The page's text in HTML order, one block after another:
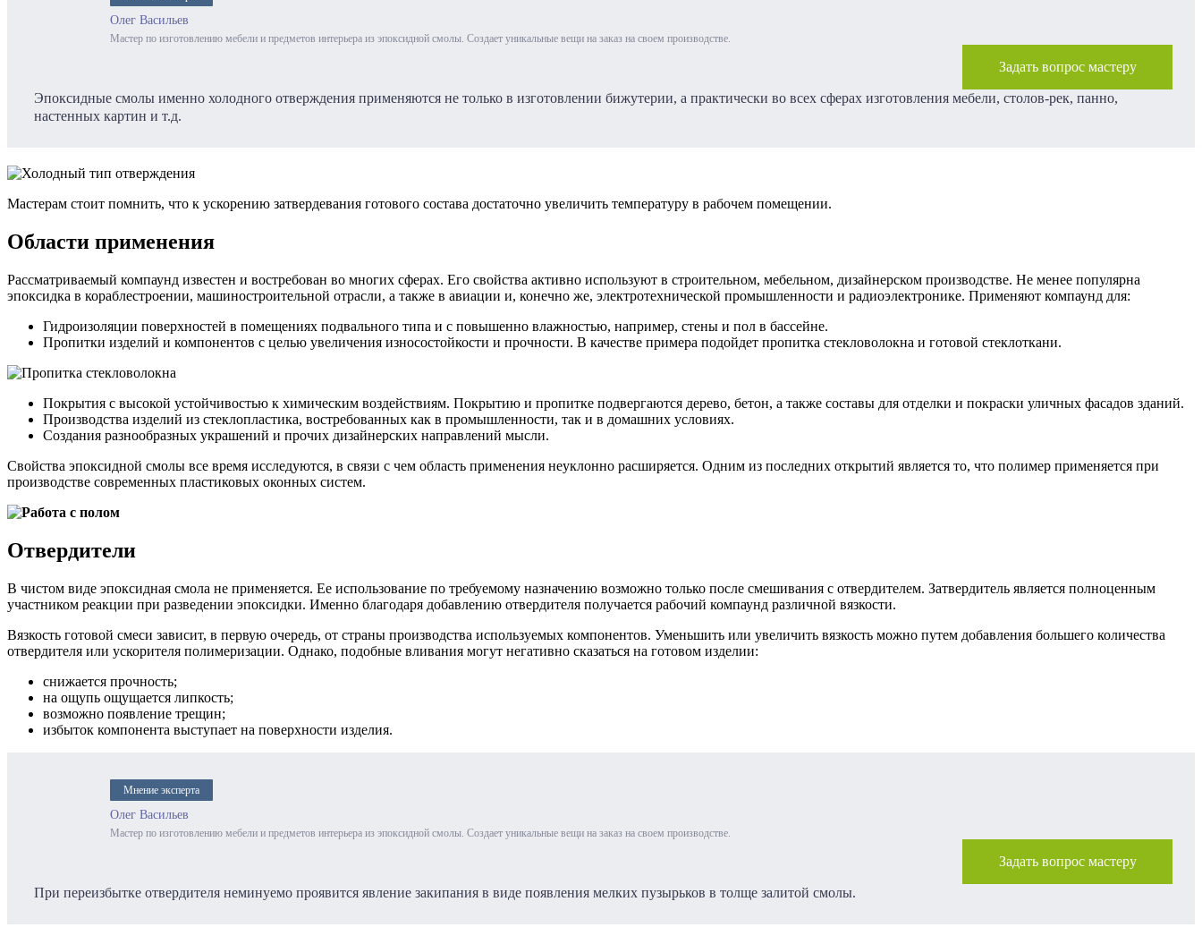
Олег Васильев
Мастер по изготовлению мебели и предметов интерьера из эпоксидной смолы. Создает уникальные вещи на заказ на своем производстве.
Задать вопрос мастеру
Эпоксидные смолы именно холодного отверждения применяются не только в изготовлении бижутерии, а практически во всех сферах изготовления мебели, столов-рек, панно,
настенных картин и т.д.
Мастерам стоит помнить, что к ускорению затвердевания готового состава достаточно увеличить температуру в рабочем помещении.
Области применения
Рассматриваемый компаунд известен и востребован во многих сферах. Его свойства активно используют в строительном, мебельном, дизайнерском производстве. Не менее популярна
эпоксидка в кораблестроении, машиностроительной отрасли, а также в авиации и, конечно же, электротехнической промышленности и радиоэлектронике. Применяют компаунд для:
Гидроизоляции поверхностей в помещениях подвального типа и с повышенно влажностью, например, стены и пол в бассейне.
Пропитки изделий и компонентов с целью увеличения износостойкости и прочности. В качестве примера подойдет пропитка стекловолокна и готовой стеклоткани.
Покрытия с высокой устойчивостью к химическим воздействиям. Покрытию и пропитке подвергаются дерево, бетон, а также составы для отделки и покраски уличных фасадов зданий.
Производства изделий из стеклопластика, востребованных как в промышленности, так и в домашних условиях.
Создания разнообразных украшений и прочих дизайнерских направлений мысли.
Свойства эпоксидной смолы все время исследуются, в связи с чем область применения неуклонно расширяется. Одним из последних открытий является то, что полимер применяется при
производстве современных пластиковых оконных систем.
Отвердители
В чистом виде эпоксидная смола не применяется. Ее использование по требуемому назначению возможно только после смешивания с отвердителем. Затвердитель является полноценным
участником реакции при разведении эпоксидки. Именно благодаря добавлению отвердителя получается рабочий компаунд различной вязкости.
Вязкость готовой смеси зависит, в первую очередь, от страны производства используемых компонентов. Уменьшить или увеличить вязкость можно путем добавления большего количества
отвердителя или ускорителя полимеризации. Однако, подобные вливания могут негативно сказаться на готовом изделии:
снижается прочность;
на ощупь ощущается липкость;
возможно появление трещин;
избыток компонента выступает на поверхности изделия.
Мнение эксперта
Олег Васильев
Мастер по изготовлению мебели и предметов интерьера из эпоксидной смолы. Создает уникальные вещи на заказ на своем производстве.
Задать вопрос мастеру
При переизбытке отвердителя неминуемо проявится явление закипания в виде появления мелких пузырьков в толще залитой смолы.